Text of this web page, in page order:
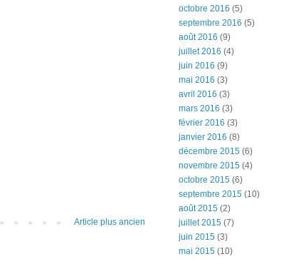
Article plus ancien
octobre 2016 (5)
septembre 2016 (5)
août 2016 (9)
juillet 2016 (4)
juin 2016 (9)
mai 2016 (3)
avril 2016 (3)
mars 2016 (3)
février 2016 (3)
janvier 2016 (8)
décembre 2015 (6)
novembre 2015 (4)
octobre 2015 (6)
septembre 2015 (10)
août 2015 (2)
juillet 2015 (7)
juin 2015 (3)
mai 2015 (10)